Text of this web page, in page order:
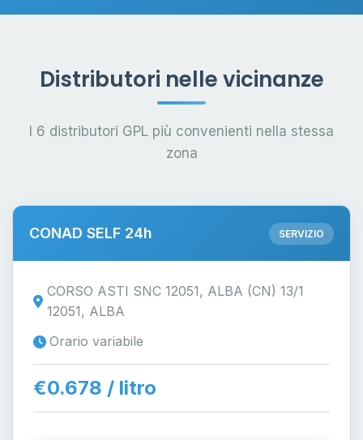
Distributori nelle vicinanze
I 6 distributori GPL più convenienti nella stessa
zona
CONAD SELF 24h SERVIZIO
CORSO ASTI SNC 12051, ALBA (CN) 13/1
12051, ALBA
Orario variabile
€0.678 / litro